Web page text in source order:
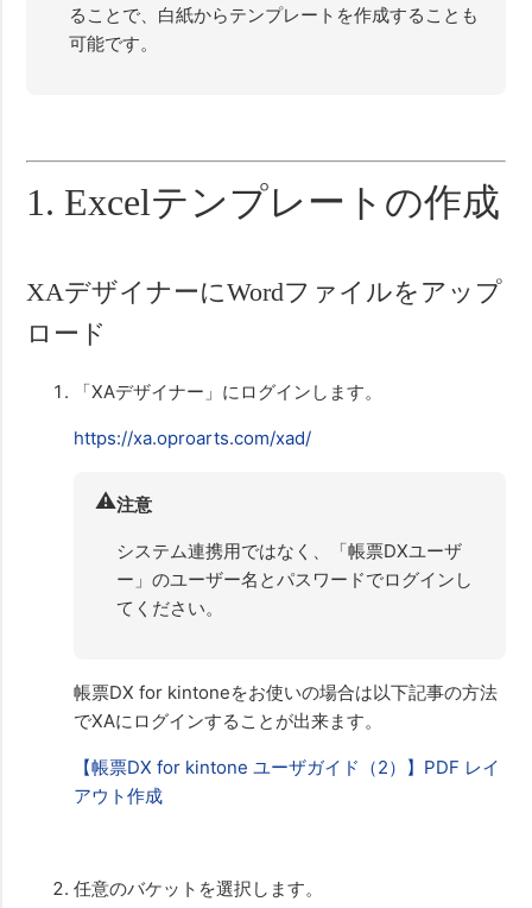
ることで、白紙からテンプレートを作成することも
可能です。
1. Excelテンプレートの作成
XAデザイナーにWordファイルをアップ
ロード
「XAデザイナー」にログインします。
https://xa.oproarts.com/xad/
⚠️注意
システム連携用ではなく、「帳票DXユーザ
ー」のユーザー名とパスワードでログインし
てください。
帳票DX for kintoneをお使いの場合は以下記事の方法
でXAにログインすることが出来ます。
【帳票DX for kintone ユーザガイド（2）】PDF レイ
アウト作成
任意のバケットを選択します。